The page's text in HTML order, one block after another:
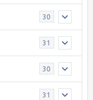
30
31
30
31